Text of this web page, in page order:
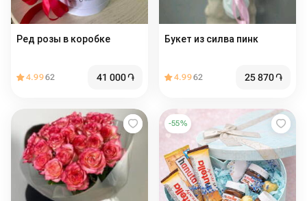
Ред розы в коробке
4.9962 41 000֏
Букет из силва пинк
4.9962 25 870֏
-55%